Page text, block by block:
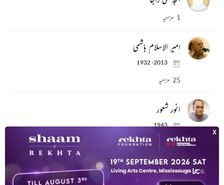
1 مزاحیہ
امیر الاسلام ہاشمی
1932 -2013
25 مزاحیہ
انور شعور
1943
پاکستان کے ممتاز ترین شاعروں میں سے ایک، ایک اخبار میں روزانہ حالات حاضرہ پر ایک
3 مزاحیہ